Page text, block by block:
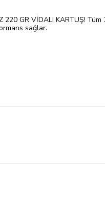
220 GR VİDALI KARTUŞ!
sağlar.